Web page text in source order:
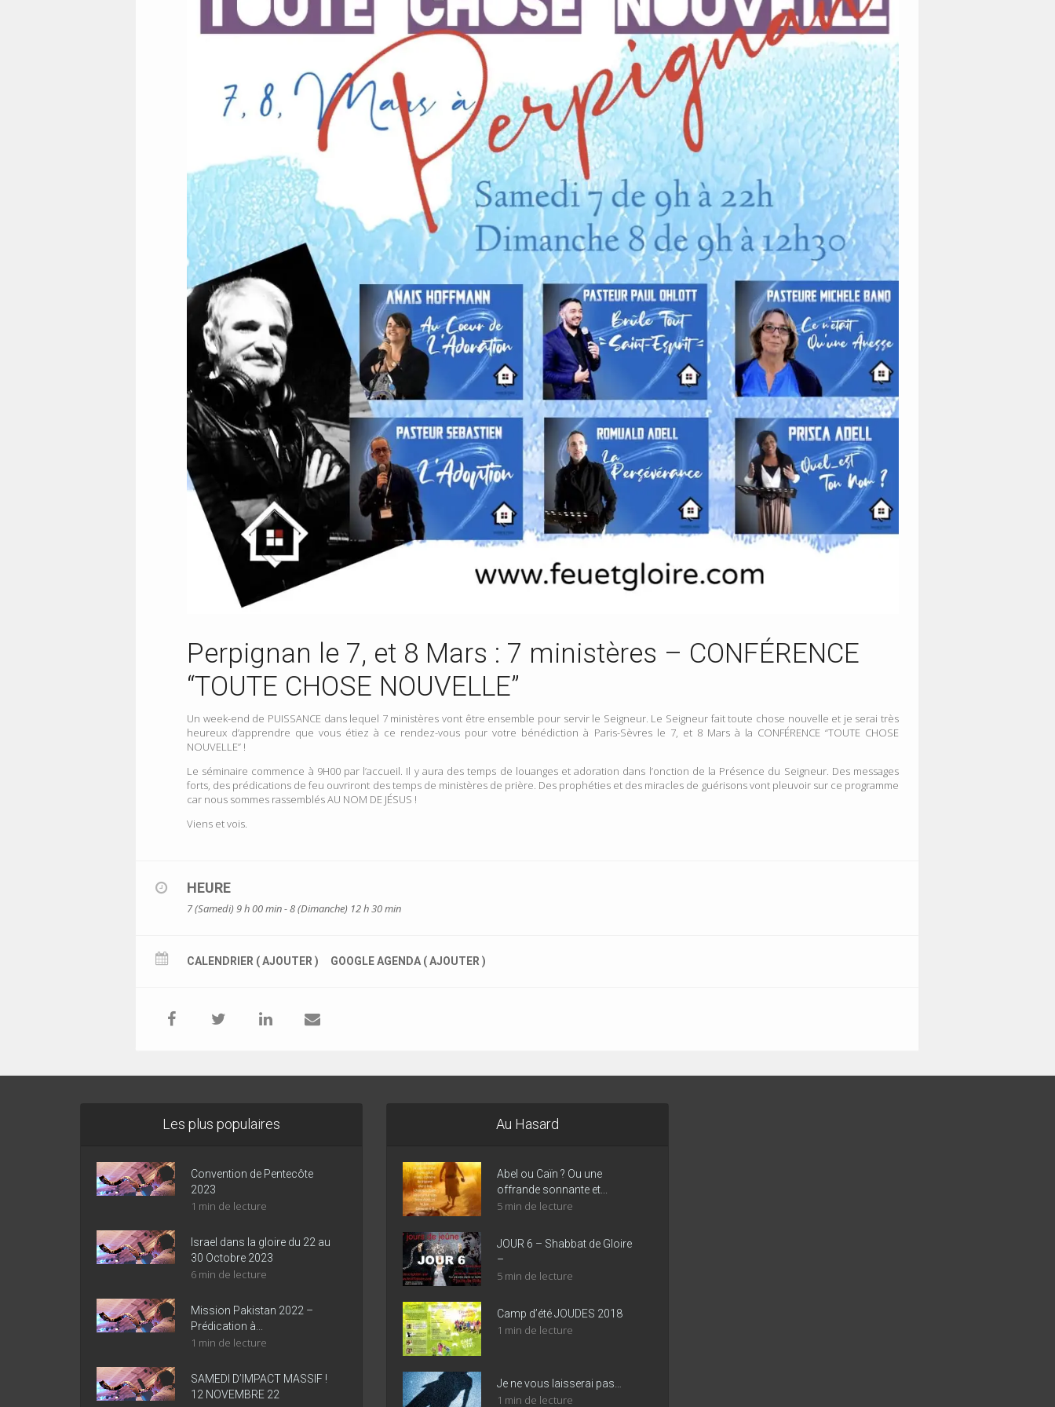
Perpignan le 7, et 8 Mars : 7 ministères – CONFÉRENCE
“TOUTE CHOSE NOUVELLE”
Un week-end de PUISSANCE dans lequel 7 ministères vont être ensemble pour servir le Seigneur. Le Seigneur fait toute chose nouvelle et je serai très
heureux d’apprendre que vous étiez à ce rendez-vous pour votre bénédiction à Paris-Sèvres le 7, et 8 Mars à la CONFÉRENCE “TOUTE CHOSE
NOUVELLE” !
Le séminaire commence à 9H00 par l’accueil. Il y aura des temps de louanges et adoration dans l’onction de la Présence du Seigneur. Des messages
forts, des prédications de feu ouvriront des temps de ministères de prière. Des prophéties et des miracles de guérisons vont pleuvoir sur ce programme
car nous sommes rassemblés AU NOM DE JÉSUS !
Viens et vois.
HEURE
7 (Samedi) 9 h 00 min - 8 (Dimanche) 12 h 30 min
CALENDRIER ( AJOUTER ) GOOGLE AGENDA ( AJOUTER )
Les plus populaires
Convention de Pentecôte
2023
1 min de lecture
Israel dans la gloire du 22 au
30 Octobre 2023
6 min de lecture
Mission Pakistan 2022 –
Prédication à...
1 min de lecture
SAMEDI D’IMPACT MASSIF !
12 NOVEMBRE 22
Au Hasard
Abel ou Caïn ? Ou une
offrande sonnante et...
5 min de lecture
JOUR 6 – Shabbat de Gloire
–
5 min de lecture
Camp d’été JOUDES 2018
1 min de lecture
Je ne vous laisserai pas…
1 min de lecture